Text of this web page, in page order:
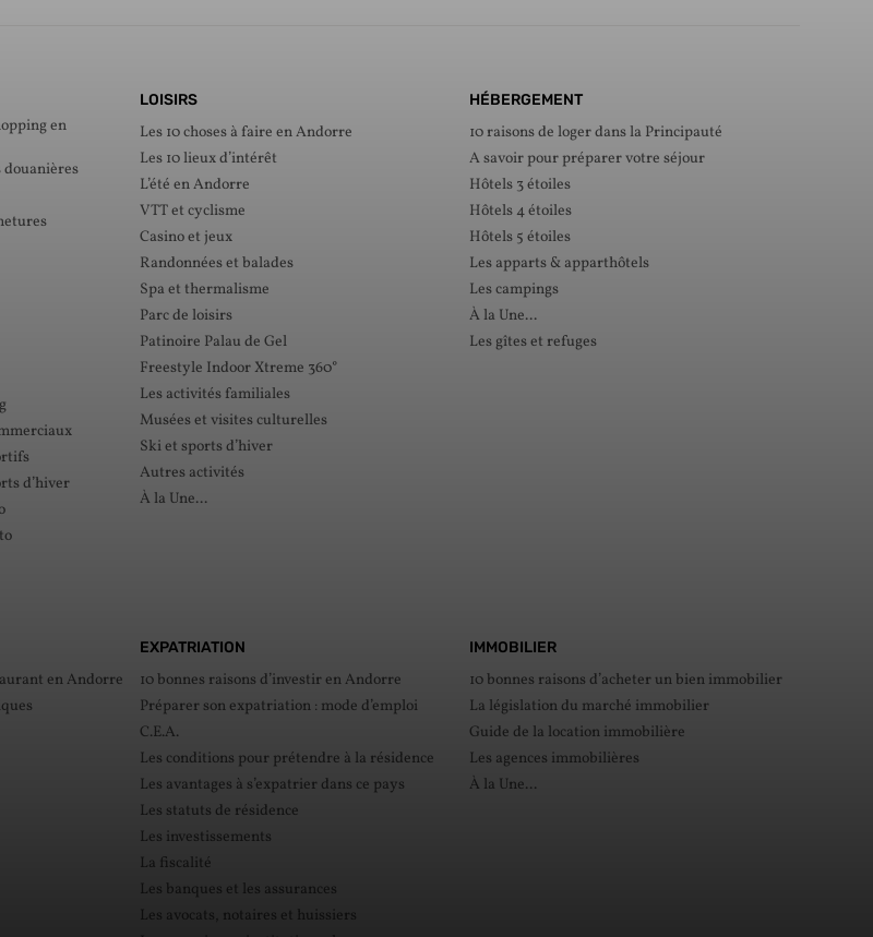
en
d’hiver
LOISIRS
Les 10 choses à faire en Andorre
Les 10 lieux d’intérêt
L’été en Andorre
VTT et cyclisme
Casino et jeux
Randonnées et balades
Spa et thermalisme
Parc de loisirs
Patinoire Palau de Gel
Freestyle Indoor Xtreme 360°
Les activités familiales
Musées et visites culturelles
Ski et sports d’hiver
Autres activités
À la Une...
HÉBERGEMENT
10 raisons de loger dans la Principauté
A savoir pour préparer votre séjour
Hôtels 3 étoiles
Hôtels 4 étoiles
Hôtels 5 étoiles
Les apparts & apparthôtels
Les campings
À la Une...
Les gîtes et refuges
en Andorre
EXPATRIATION
10 bonnes raisons d’investir en Andorre
Préparer son expatriation : mode d’emploi
C.E.A.
Les conditions pour prétendre à la résidence
Les avantages à s’expatrier dans ce pays
Les statuts de résidence
Les investissements
La fiscalité
Les banques et les assurances
Les avocats, notaires et huissiers
IMMOBILIER
10 bonnes raisons d’acheter un bien immobilier
La législation du marché immobilier
Guide de la location immobilière
Les agences immobilières
À la Une...